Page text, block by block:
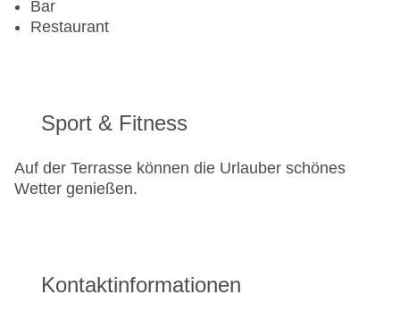
Bar
Restaurant
Sport & Fitness
Auf der Terrasse können die Urlauber schönes
Wetter genießen.
Kontaktinformationen